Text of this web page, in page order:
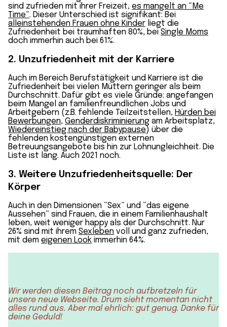
sind zufrieden mit ihrer Freizeit, es mangelt an “Me
Time”. Dieser Unterschied ist signifikant: Bei
alleinstehenden Frauen ohne Kinder liegt die
Zufriedenheit bei traumhaften 80%, bei Single Moms
doch immerhin auch bei 61%.
2. Unzufriedenheit mit der Karriere
Auch im Bereich Berufstätigkeit und Karriere ist die
Zufriedenheit bei vielen Müttern geringer als beim
Durchschnitt. Dafür gibt es viele Gründe: angefangen
beim Mangel an familienfreundlichen Jobs und
Arbeitgebern (z.B. fehlende Teilzeitstellen, Hürden bei
Bewerbungen, Genderdiskriminierung am Arbeitsplatz,
Wiedereinstieg nach der Babypause) über die
fehlenden kostengünstigen externen
Betreuungsangebote bis hin zur Lohnungleichheit. Die
Liste ist lang. Auch 2021 noch.
3. Weitere Unzufriedenheitsquelle: Der
Körper
Auch in den Dimensionen “Sex” und “das eigene
Aussehen” sind Frauen, die in einem Familienhaushalt
leben, weit weniger happy als der Durchschnitt. Nur
26% sind mit ihrem Sexleben voll und ganz zufrieden,
mit dem eigenen Look immerhin 64%.
Wir werden diesen Beitrag noch aufbretzeln für
unsere neue Webseite. Drum sieht momentan nicht
alles rund aus. Aber mal ehrlich: gut genug. Danke für
deine Geduld!